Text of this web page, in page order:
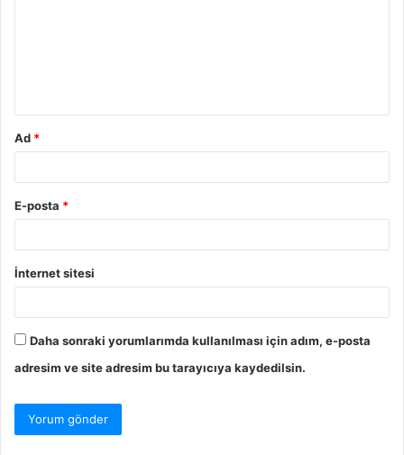
Ad *
E-posta *
İnternet sitesi
Daha sonraki yorumlarımda kullanılması için adım, e-posta
adresim ve site adresim bu tarayıcıya kaydedilsin.